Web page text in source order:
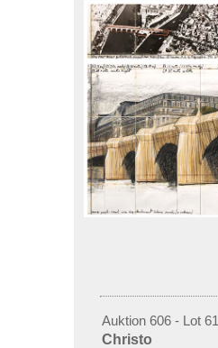
Auktion 606 - Lot 61
Christo